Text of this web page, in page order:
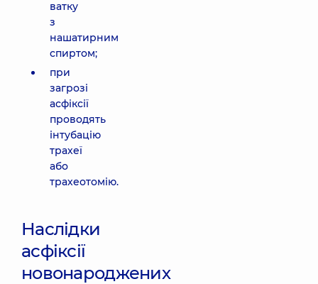
ватку
з
нашатирним
спиртом;
при
загрозі
асфіксії
проводять
інтубацію
трахеї
або
трахеотомію.
Наслідки
асфіксії
новонароджених